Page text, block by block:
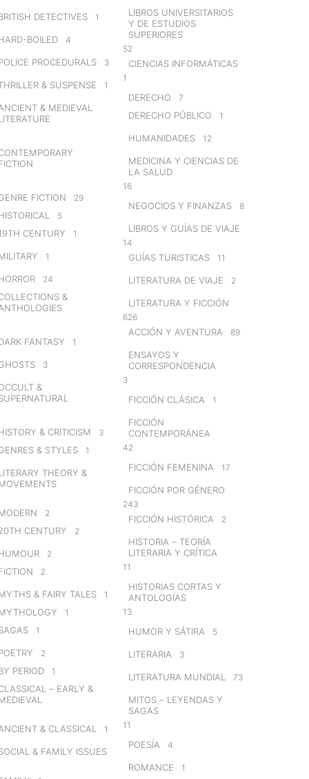
DETECTIVES 1
BOILED 4
PROCEDURALS 3
& SUSPENSE 1
& MEDIEVAL
FICTION 29
5
CENTURY 1
1
24
&
FANTASY 1
3
&
& CRITICISM 3
& STYLES 1
THEORY &
2
CENTURY 2
2
2
& FAIRY TALES 1
1
1
2
PERIOD 1
– EARLY &
& CLASSICAL 1
& FAMILY ISSUES
LIBROS UNIVERSITARIOS
Y DE ESTUDIOS
SUPERIORES
52
CIENCIAS INFORMÁTICAS
1
DERECHO 7
DERECHO PÚBLICO 1
HUMANIDADES 12
MEDICINA Y CIENCIAS DE
LA SALUD
16
NEGOCIOS Y FINANZAS 8
LIBROS Y GUÍAS DE VIAJE
14
GUÍAS TURISTICAS 11
LITERATURA DE VIAJE 2
LITERATURA Y FICCIÓN
626
ACCIÓN Y AVENTURA 89
ENSAYOS Y
CORRESPONDENCIA
3
FICCIÓN CLÁSICA 1
FICCIÓN
CONTEMPORÁNEA
42
FICCIÓN FEMENINA 17
FICCIÓN POR GÉNERO
243
FICCIÓN HISTÓRICA 2
HISTORIA – TEORÍA
LITERARIA Y CRÍTICA
11
HISTORIAS CORTAS Y
ANTOLOGÍAS
13
HUMOR Y SÁTIRA 5
LITERARIA 3
LITERATURA MUNDIAL 73
MITOS – LEYENDAS Y
SAGAS
11
POESÍA 4
ROMANCE 1